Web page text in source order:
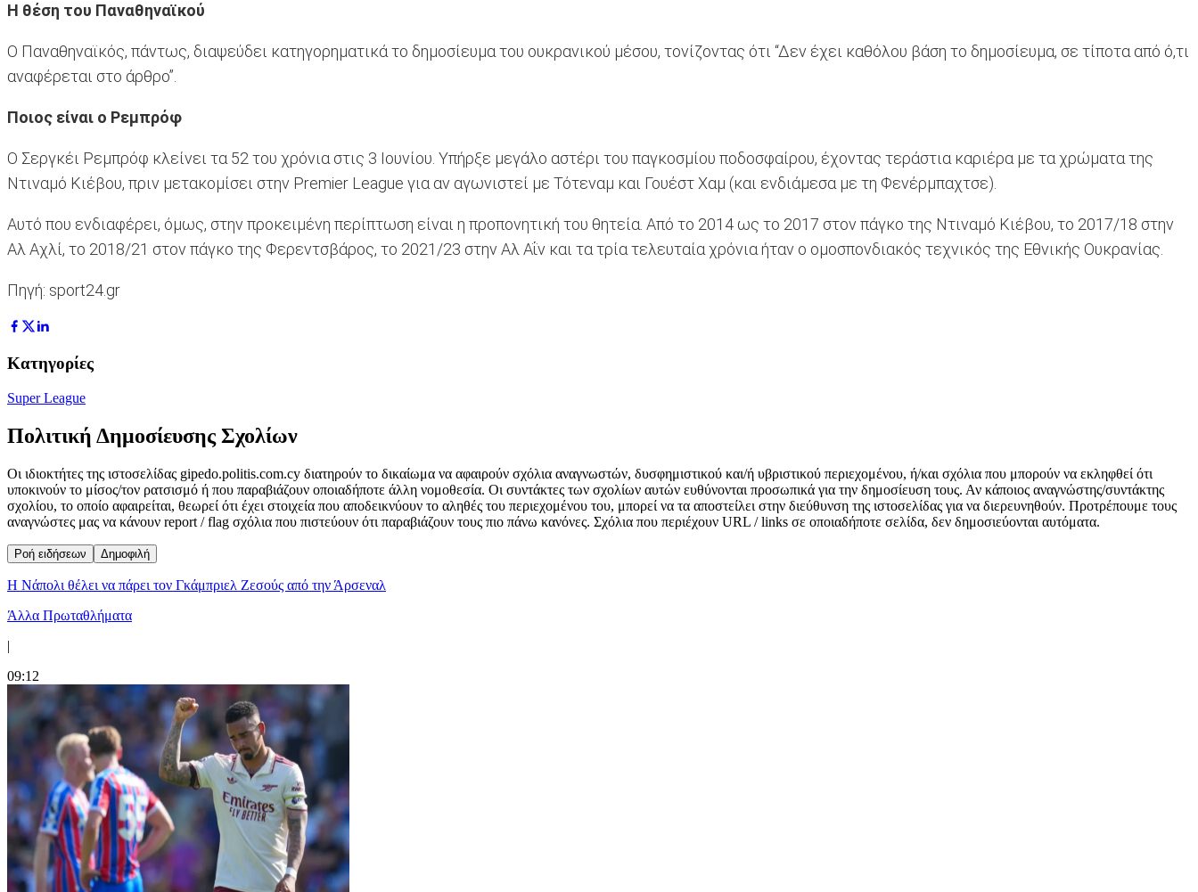
Η θέση του Παναθηναϊκού
Ο Παναθηναϊκός, πάντως, διαψεύδει κατηγορηματικά το δημοσίευμα του ουκρανικού μέσου, τονίζοντας ότι “Δεν έχει καθόλου βάση το δημοσίευμα, σε τίποτα από ό,τι
αναφέρεται στο άρθρο”.
Ποιος είναι ο Ρεμπρόφ
Ο Σεργκέι Ρεμπρόφ κλείνει τα 52 του χρόνια στις 3 Ιουνίου. Υπήρξε μεγάλο αστέρι του παγκοσμίου ποδοσφαίρου, έχοντας τεράστια καριέρα με τα χρώματα της
Ντιναμό Κιέβου, πριν μετακομίσει στην Premier League για αν αγωνιστεί με Τότεναμ και Γουέστ Χαμ (και ενδιάμεσα με τη Φενέρμπαχτσε).
Αυτό που ενδιαφέρει, όμως, στην προκειμένη περίπτωση είναι η προπονητική του θητεία. Από το 2014 ως το 2017 στον πάγκο της Ντιναμό Κιέβου, το 2017/18 στην
Αλ Αχλί, το 2018/21 στον πάγκο της Φερεντσβάρος, το 2021/23 στην Αλ Αΐν και τα τρία τελευταία χρόνια ήταν ο ομοσπονδιακός τεχνικός της Εθνικής Ουκρανίας.
Πηγή: sport24.gr
Κατηγορίες
Super League
Πολιτική Δημοσίευσης Σχολίων
Οι ιδιοκτήτες της ιστοσελίδας gipedo.politis.com.cy διατηρούν το δικαίωμα να αφαιρούν σχόλια αναγνωστών, δυσφημιστικού και/ή υβριστικού περιεχομένου, ή/και σχόλια που μπορούν να εκληφθεί ότι
υποκινούν το μίσος/τον ρατσισμό ή που παραβιάζουν οποιαδήποτε άλλη νομοθεσία. Οι συντάκτες των σχολίων αυτών ευθύνονται προσωπικά για την δημοσίευση τους. Αν κάποιος αναγνώστης/συντάκτης
σχολίου, το οποίο αφαιρείται, θεωρεί ότι έχει στοιχεία που αποδεικνύουν το αληθές του περιεχομένου του, μπορεί να τα αποστείλει στην διεύθυνση της ιστοσελίδας για να διερευνηθούν. Προτρέπουμε τους
αναγνώστες μας να κάνουν report / flag σχόλια που πιστεύουν ότι παραβιάζουν τους πιο πάνω κανόνες. Σχόλια που περιέχουν URL / links σε οποιαδήποτε σελίδα, δεν δημοσιεύονται αυτόματα.
Ροή ειδήσεων Δημοφιλή
Η Νάπολι θέλει να πάρει τον Γκάμπριελ Ζεσούς από την Άρσεναλ
Άλλα Πρωταθλήματα
|
09:12